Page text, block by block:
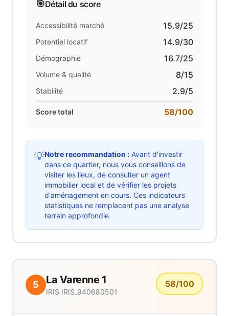
🎯Détail du score
Accessibilité marché 15.9/25
Potentiel locatif 14.9/30
Démographie 16.7/25
Volume & qualité 8/15
Stabilité 2.9/5
Score total 58/100
💡Notre recommandation : Avant d'investir
dans ce quartier, nous vous conseillons de
visiter les lieux, de consulter un agent
immobilier local et de vérifier les projets
d'aménagement en cours. Ces indicateurs
statistiques ne remplacent pas une analyse
terrain approfondie.
5 La Varenne 1
IRIS IRIS_940680501
58/100